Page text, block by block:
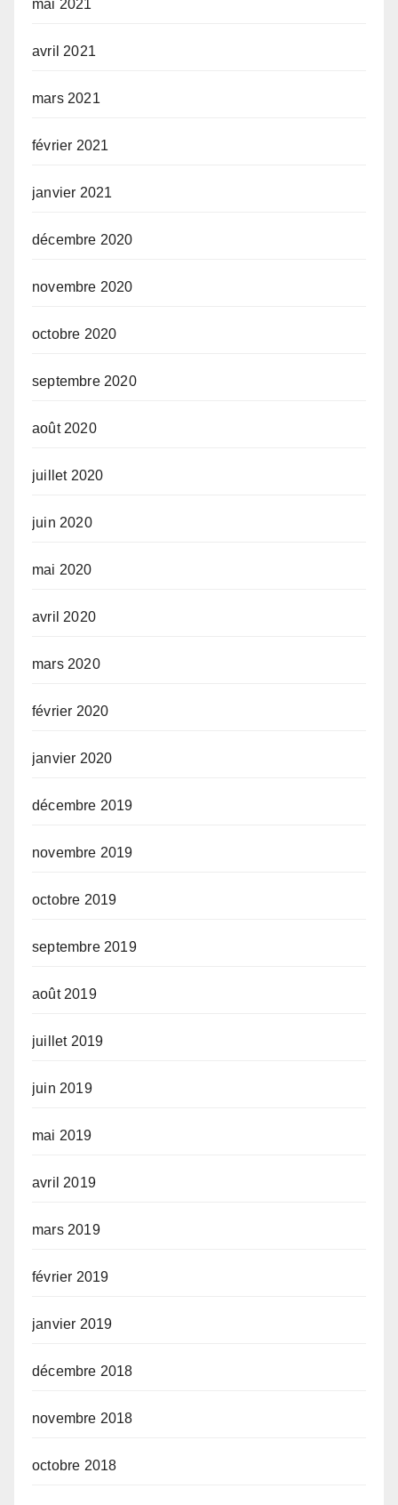
mai 2021
avril 2021
mars 2021
février 2021
janvier 2021
décembre 2020
novembre 2020
octobre 2020
septembre 2020
août 2020
juillet 2020
juin 2020
mai 2020
avril 2020
mars 2020
février 2020
janvier 2020
décembre 2019
novembre 2019
octobre 2019
septembre 2019
août 2019
juillet 2019
juin 2019
mai 2019
avril 2019
mars 2019
février 2019
janvier 2019
décembre 2018
novembre 2018
octobre 2018